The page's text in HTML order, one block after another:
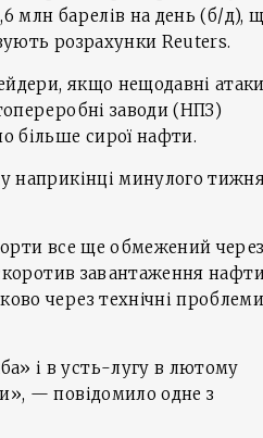
млн барелів на день (б/д),
розрахунки Reuters.
якщо нещодавні атаки
заводи (НПЗ)
більше сирої нафти.
наприкінці минулого
все ще обмежений через
завантаження
через технічні проблеми
і в усть-лугу в лютому
— повідомило одне з